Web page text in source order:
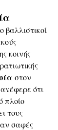
βαλλιστικοί
κοινής
στον
ότι
πλοίο
τους
σαφές